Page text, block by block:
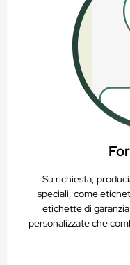
Su richiesta,
speciali, come
etichette di
personalizzate che